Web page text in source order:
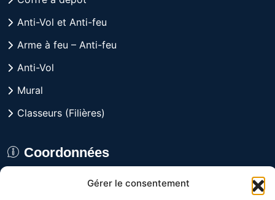
Gérer le consentement
Anti-Vol et Anti-feu
Arme à feu – Anti-feu
Anti-Vol
Mural
Classeurs (Filières)
Coordonnées
8029 rue Alfred, Anjou,